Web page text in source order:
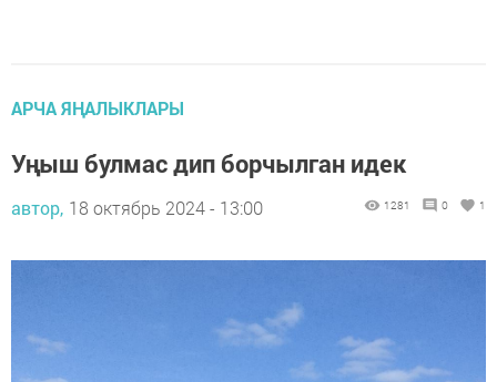
АРЧА ЯҢАЛЫКЛАРЫ
Уңыш булмас дип борчылган идек
автор, 18 октябрь 2024 - 13:00 1281 0 1